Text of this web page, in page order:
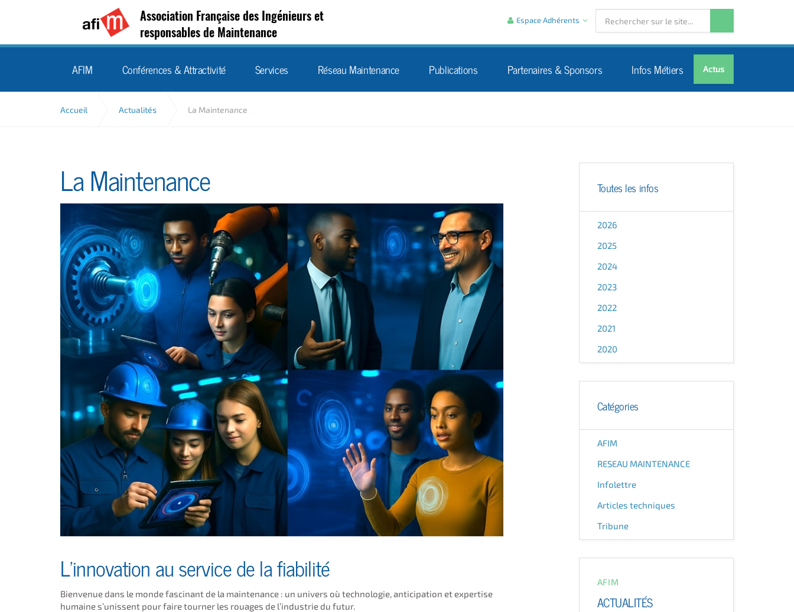
Association Française des Ingénieurs et
responsables de Maintenance
Actus
AFIM Conférences & Attractivité Services Réseau Maintenance Publications Partenaires & Sponsors Infos Métiers
Espace Adhérents
Accueil Actualités La Maintenance
La Maintenance
L’innovation au service de la fiabilité
Bienvenue dans le monde fascinant de la maintenance : un univers où technologie, anticipation et expertise
humaine s’unissent pour faire tourner les rouages de l’industrie du futur.
Toutes les infos
2026
2025
2024
2023
2022
2021
2020
Catégories
AFIM
RESEAU MAINTENANCE
Infolettre
Articles techniques
Tribune
AFIM
ACTUALITÉS